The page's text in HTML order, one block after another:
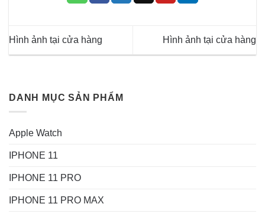
Hình ảnh tại cửa hàng Hình ảnh tại cửa hàng
DANH MỤC SẢN PHẨM
Apple Watch
IPHONE 11
IPHONE 11 PRO
IPHONE 11 PRO MAX